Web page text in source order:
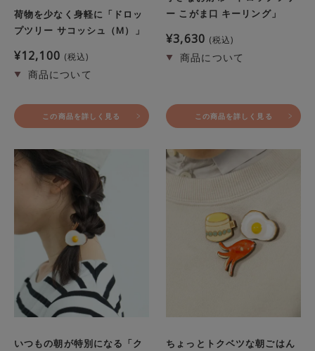
荷物を少なく身軽に「ドロッ
プツリー サコッシュ（M）」
¥12,100 税込
この商品を詳しく見る
ー こがま口 キーリング」
¥3,630 税込
この商品を詳しく見る
いつもの朝が特別になる「ク
ちょっとトクベツな朝ごはん